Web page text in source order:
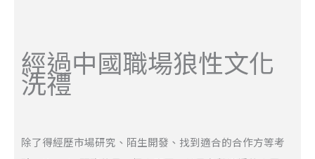
經過中國職場狼性文化
洗禮
除了得經歷市場研究、陌生開發、找到適合的合作方等考